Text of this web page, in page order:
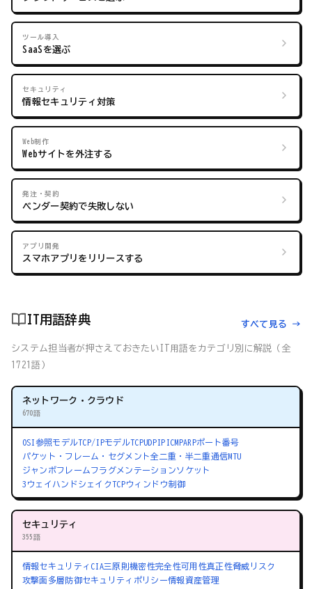
ツール導入
SaaSを選ぶ
セキュリティ
情報セキュリティ対策
Web制作
Webサイトを外注する
発注・契約
ベンダー契約で失敗しない
アプリ開発
スマホアプリをリリースする
IT用語辞典 すべて見る →
システム担当者が押さえておきたいIT用語をカテゴリ別に解説（全
1721語）
ネットワーク・クラウド
670語
OSI参照モデルTCP/IPモデルTCPUDPIPICMPARPポート番号
パケット・フレーム・セグメント全二重・半二重通信MTU
ジャンボフレーム フラグメンテーションソケット
3ウェイハンドシェイクTCPウィンドウ制御
セキュリティ
355語
情報セキュリティ CIA三原則機密性完全性可用性真正性脅威 リスク
攻撃面多層防御セキュリティポリシー情報資産管理